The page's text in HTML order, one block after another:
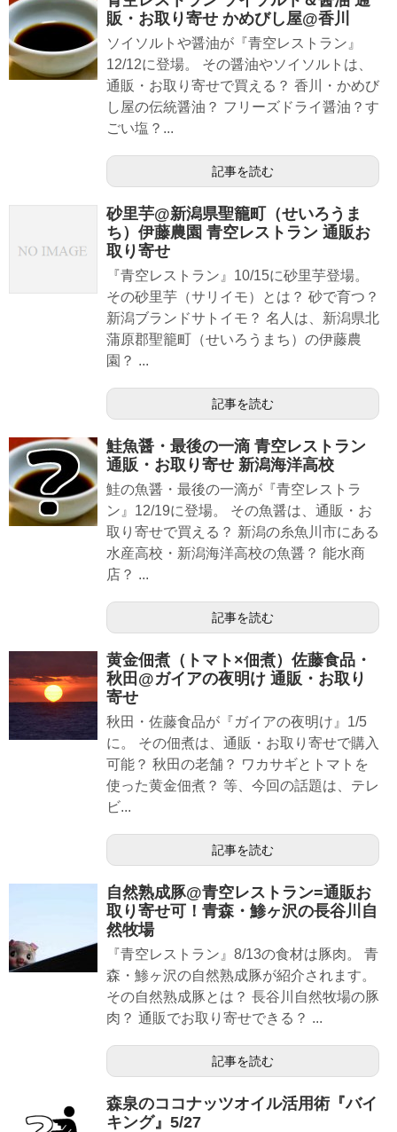
販・お取り寄せ かめびし屋@香川
ソイソルトや醤油が『青空レストラン』
12/12に登場。 その醤油やソイソルトは、
通販・お取り寄せで買える？ 香川・かめび
し屋の伝統醤油？ フリーズドライ醤油？す
ごい塩？...
記事を読む
砂里芋@新潟県聖籠町（せいろうま
ち）伊藤農園 青空レストラン 通販お
取り寄せ
『青空レストラン』10/15に砂里芋登場。
その砂里芋（サリイモ）とは？ 砂で育つ？
新潟ブランドサトイモ？ 名人は、新潟県北
蒲原郡聖籠町（せいろうまち）の伊藤農
園？ ...
記事を読む
鮭魚醤・最後の一滴 青空レストラン
通販・お取り寄せ 新潟海洋高校
鮭の魚醤・最後の一滴が『青空レストラ
ン』12/19に登場。 その魚醤は、通販・お
取り寄せで買える？ 新潟の糸魚川市にある
水産高校・新潟海洋高校の魚醤？ 能水商
店？ ...
記事を読む
黄金佃煮（トマト×佃煮）佐藤食品・
秋田@ガイアの夜明け 通販・お取り
寄せ
秋田・佐藤食品が『ガイアの夜明け』1/5
に。 その佃煮は、通販・お取り寄せで購入
可能？ 秋田の老舗？ ワカサギとトマトを
使った黄金佃煮？ 等、今回の話題は、テレ
ビ...
記事を読む
自然熟成豚@青空レストラン=通販お
取り寄せ可！青森・鯵ヶ沢の長谷川自
然牧場
『青空レストラン』8/13の食材は豚肉。 青
森・鯵ヶ沢の自然熟成豚が紹介されます。
その自然熟成豚とは？ 長谷川自然牧場の豚
肉？ 通販でお取り寄せできる？ ...
記事を読む
森泉のココナッツオイル活用術『バイ
キング』5/27